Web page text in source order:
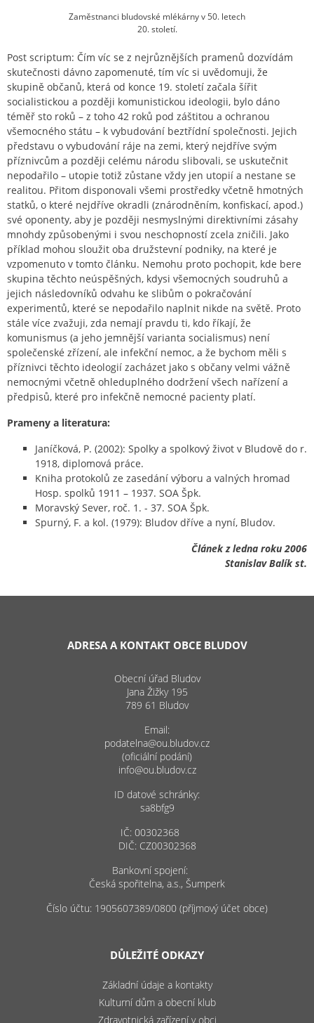
Zaměstnanci bludovské mlékárny v 50. letech
20. století.
Post scriptum: Čím víc se z nejrůznějších pramenů dozvídám
skutečnosti dávno zapomenuté, tím víc si uvědomuji, že
skupině občanů, která od konce 19. století začala šířit
socialistickou a později komunistickou ideologii, bylo dáno
téměř sto roků – z toho 42 roků pod záštitou a ochranou
všemocného státu – k vybudování beztřídní společnosti. Jejich
představu o vybudování ráje na zemi, který nejdříve svým
příznivcům a později celému národu slibovali, se uskutečnit
nepodařilo – utopie totiž zůstane vždy jen utopií a nestane se
realitou. Přitom disponovali všemi prostředky včetně hmotných
statků, o které nejdříve okradli (znárodněním, konfiskací, apod.)
své oponenty, aby je později nesmyslnými direktivními zásahy
mnohdy způsobenými i svou neschopností zcela zničili. Jako
příklad mohou sloužit oba družstevní podniky, na které je
vzpomenuto v tomto článku. Nemohu proto pochopit, kde bere
skupina těchto neúspěšných, kdysi všemocných soudruhů a
jejich následovníků odvahu ke slibům o pokračování
experimentů, které se nepodařilo naplnit nikde na světě. Proto
stále více zvažuji, zda nemají pravdu ti, kdo říkají, že
komunismus (a jeho jemnější varianta socialismus) není
společenské zřízení, ale infekční nemoc, a že bychom měli s
příznivci těchto ideologií zacházet jako s občany velmi vážně
nemocnými včetně ohleduplného dodržení všech nařízení a
předpisů, které pro infekčně nemocné pacienty platí.
Prameny a literatura:
Janíčková, P. (2002): Spolky a spolkový život v Bludově do r.
1918, diplomová práce.
Kniha protokolů ze zasedání výboru a valných hromad
Hosp. spolků 1911 – 1937. SOA Špk.
Moravský Sever, roč. 1. - 37. SOA Špk.
Spurný, F. a kol. (1979): Bludov dříve a nyní, Bludov.
Článek z ledna roku 2006
Stanislav Balík st.
ADRESA A KONTAKT OBCE BLUDOV
Obecní úřad Bludov
Jana Žižky 195
789 61 Bludov
Email:
podatelna@ou.bludov.cz
(oficiální podání)
info@ou.bludov.cz
ID datové schránky:
sa8bfg9
IČ: 00302368
DIČ: CZ00302368
Bankovní spojení:
Česká spořitelna, a.s., Šumperk
Číslo účtu: 1905607389/0800 (příjmový účet obce)
DŮLEŽITÉ ODKAZY
Základní údaje a kontakty
Kulturní dům a obecní klub
Zdravotnická zařízení v obci